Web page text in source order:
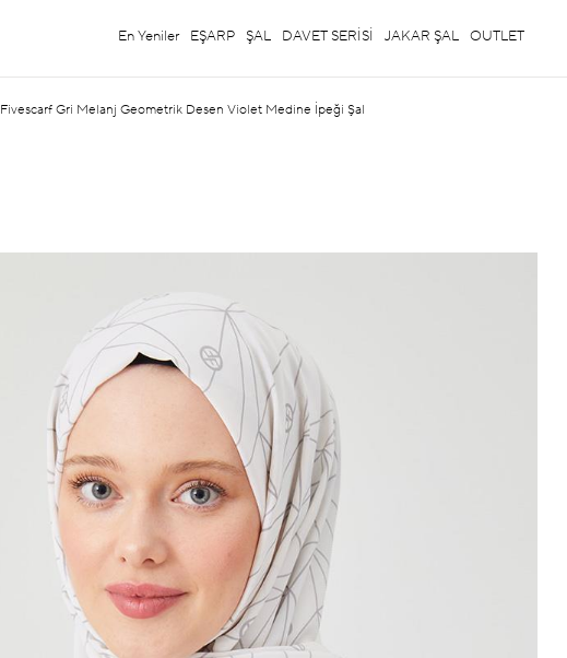
En Yeniler EŞARP ŞAL DAVET SERİSİ JAKAR ŞAL OUTLET
Fivescarf Gri Melanj Geometrik Desen Violet Medine İpeği Şal